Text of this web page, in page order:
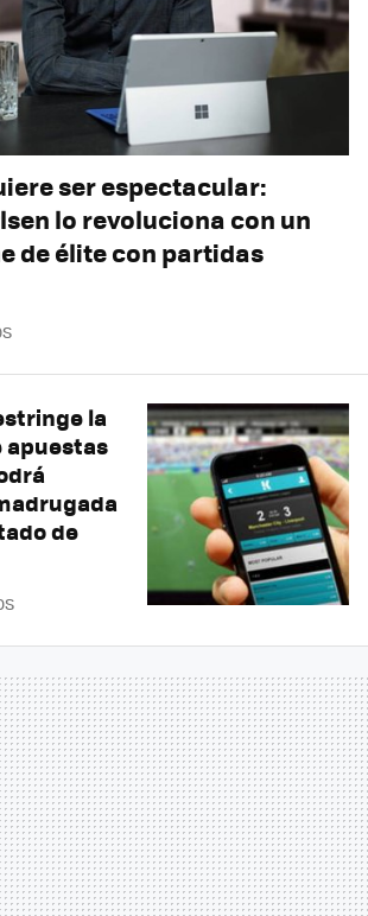
ser espectacular:
lo revoluciona con un
de élite con partidas
la
apuestas
de